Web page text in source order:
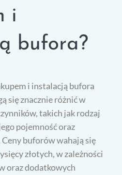
i
bufora?
i instalacją bufora
się znacznie różnić w
takich jak rodzaj
pojemność oraz
buforów wahają się
złotych, w zależności
oraz dodatkowych